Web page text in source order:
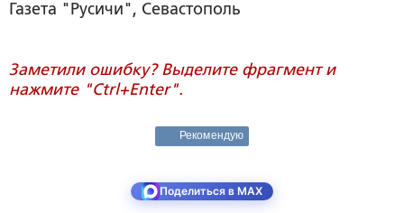
Газета "Русичи", Севастополь
Заметили ошибку? Выделите фрагмент и
нажмите "Ctrl+Enter".
Рекомендую
Поделиться в MAX